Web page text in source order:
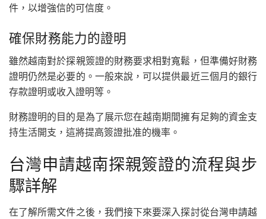
件，以增強信的可信度。
確保財務能力的證明
雖然越南對於探親簽證的財務要求相對寬鬆，但準備好財務
證明仍然是必要的。一般來說，可以提供最近三個月的銀行
存款證明或收入證明等。
財務證明的目的是為了展示您在越南期間擁有足夠的資金支
持生活開支，這將提高簽證批准的機率。
台灣申請越南探親簽證的流程與步
驟詳解
在了解所需文件之後，我們接下來要深入探討從台灣申請越